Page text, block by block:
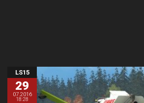
LS15
29
07.2016
18:28